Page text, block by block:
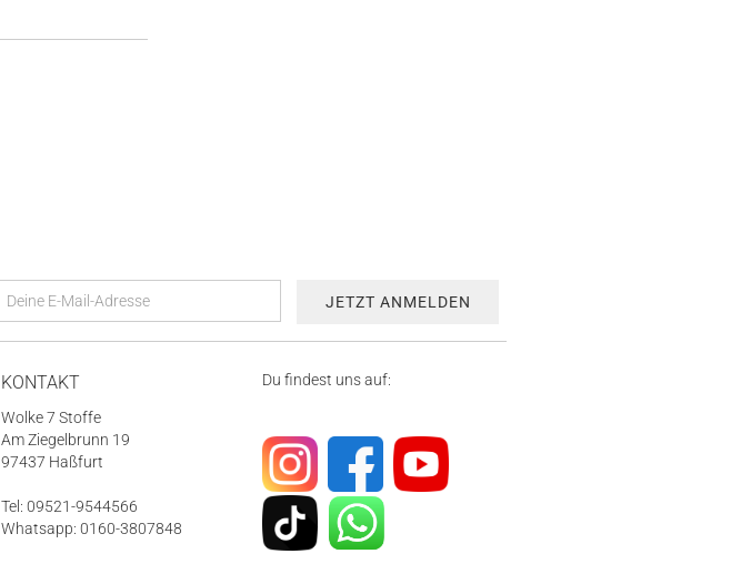
KONTAKT
Wolke 7 Stoffe
Am Ziegelbrunn 19
97437 Haßfurt
Tel: 09521-9544566
Whatsapp: 0160-3807848
Du findest uns auf: